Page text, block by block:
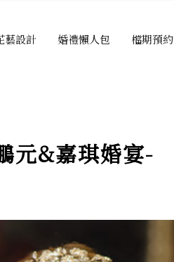
藝設計 婚禮懶人包 檔期預約
元&嘉琪婚宴-